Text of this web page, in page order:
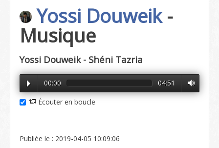
Yossi Douweik-
Musique
Yossi Douweik - Shéni Tazria
00:00 04:51
Écouter en boucle
Publiée le : 2019-04-05 10:09:06